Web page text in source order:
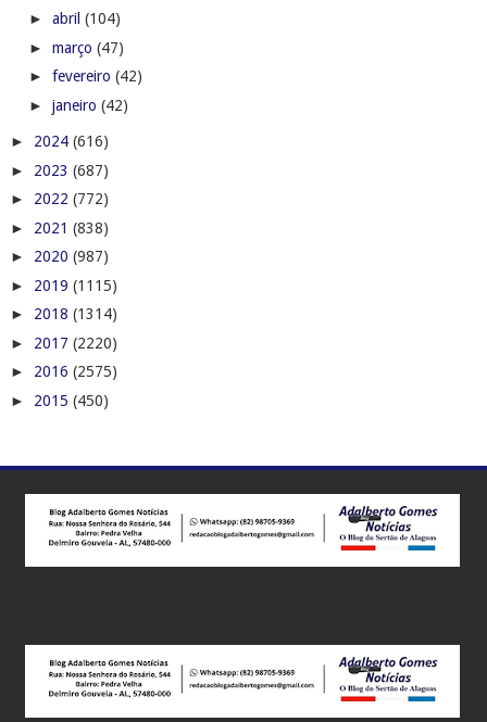
► abril (104)
► março (47)
► fevereiro (42)
► janeiro (42)
► 2024 (616)
► 2023 (687)
► 2022 (772)
► 2021 (838)
► 2020 (987)
► 2019 (1115)
► 2018 (1314)
► 2017 (2220)
► 2016 (2575)
► 2015 (450)